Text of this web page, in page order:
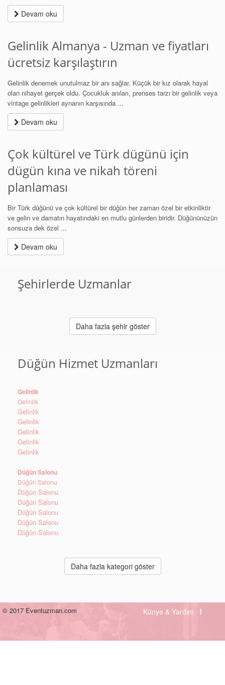
Devam oku
Gelinlik Almanya - Uzman ve fiyatları
ücretsiz karşılaştırın
Gelinlik denemek unutulmaz bir anı sağlar. Küçük bir kız olarak hayal
olan nihayet gerçek oldu. Çocukluk anıları, prenses tarzı bir gelinlik veya
vintage gelinlikleri aynanın karşısında ...
Devam oku
Çok kültürel ve Türk dügünü için
dügün kına ve nikah töreni
planlaması
Bir Türk düğünü ve çok kültürel bir düğün her zaman özel bir etkinliktir
ve gelin ve damatın hayatındaki en mutlu günlerden biridir. Düğününüzün
sonsuza dek özel ...
Devam oku
Şehirlerde Uzmanlar
Daha fazla şehir göster
Düğün Hizmet Uzmanları
Gelinlik
Gelinlik
Gelinlik
Gelinlik
Gelinlik
Gelinlik
Gelinlik
Düğün Salonu
Düğün Salonu
Düğün Salonu
Düğün Salonu
Düğün Salonu
Düğün Salonu
Düğün Salonu
Daha fazla kategori göster
© 2017 Eventuzman.com Künye & Yardım